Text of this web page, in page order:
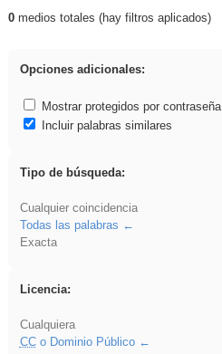
Resultados de: VDj
0medios totales (hay filtros aplicados)
Opciones adicionales:
Mostrar protegidos por contraseña
Incluir palabras similares
Tipo de búsqueda:
Cualquier coincidencia
Todas las palabras
Exacta
Licencia:
Cualquiera
CCo Dominio Público